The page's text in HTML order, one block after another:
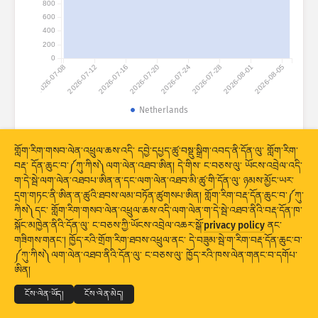
གནས་སྡུད་དྲག་གནོན༔ ཐབས་འཕྲུལ།
གྲོགས་རམ།
རྒྱལ་ཁབ་ཚུ།
གནས་སྡུད་ཆ་ཚང་།
ཚད།
སྡེ་ཚན་གྱི།
རྒྱལ་ཁབ། ངོ་རྟགས།
Stacking ཡིག་དཀྲེགས། ཉིས་བརྩེགས།
གྲུབ་འབྲས་ཚུ་རང་བཞིན་གིས་དུས་མཐུན་བཟོ།
2026-07-082026-07-122026-07-162026-07-202026-07-242026-07-282026-08-012026-08-05
0
200
400
600
800
Netherlands
© 2026THE SHADOWSERVER FOUNDATION
གསང་བྱ་དང་གནས་ཚིག
ང་བཅས་ལུ་འབྲེལ་བ་འཐབ། ངོས་འཛིན།
གློག་རིག་གསབ་ལེན་འཕྲུལ་ཆས་འདི་ དབྱེ་དཔྱད་ཚུ་བསྡུ་སྒྲིག་འབད་ནི་དོན་ལུ་ གློག་རིག་
བརྡ་ དོན་ཆུང་བ་༼ཀུ་ཀིས༽ལག་ལེན་འཐབ་ཨིན། དེ་གིས་ ང་བཅས་ལུ་ ཡོངས་འབྲེལ་འདི་
ག་དེ་སྦེ་ལག་ལེན་འཐབཔ་ཨིན་ན་དང་ལག་ལེན་འཐབ་མི་ཚུ་གི་དོན་ལུ་ ཉམས་མྱོང་ཡར་
དྲག་གཏང་ནི་ཨིན་ན་ཚུའི་ཐབས་ལམ་བཏོན་ཚུགསཔ་ཨིན། གློག་རིག་བརྡ་དོན་ཆུང་བ་༼ཀུ་
ཀིས༽དང་ གློག་རིག་གསབ་ལེན་འཕྲུལ་ཆས་འདི་ལག་ལེན་ག་དེ་སྦེ་འཐབ་ནིའི་བརྡ་དོན་ཁ་
སྐོང་མཁྱེན་ནིའི་དོན་ལུ་ ང་བཅས་ཀྱི་ཡོངས་འབྲེལ་འཆར་སྒོ་privacy policy ནང་
གཟིགས་གནང་། ཁྱོད་རའི་གྲོག་རིག་ཐབས་འཕྲུལ་ནང་ དེ་བཟུམ་སྦེ་ག་རིག་བརྡ་དོན་ཆུང་བ་
༼ཀུ་ཀིས༽ལག་ལེན་འཐབ་ནིའི་དོན་ལུ་ ང་བཅས་ལུ་ ཁྱོད་རའི་ཁས་ལེན་གནང་བ་དགོཔ་
ཨིན།
ངོས་ལེན་ཡོད། ངོས་ལེན་མེད།